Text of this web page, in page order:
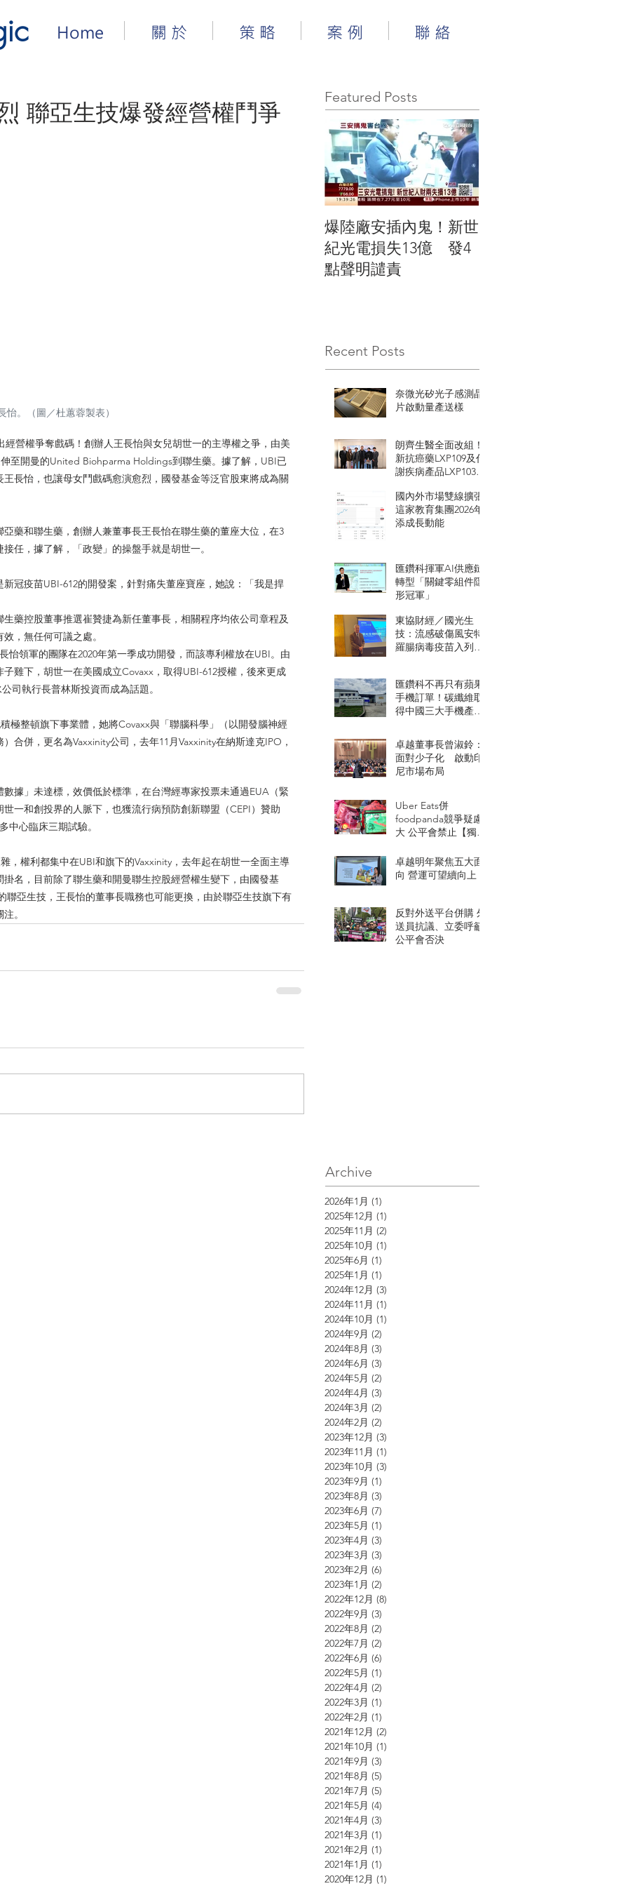
Home 關 於 策 略 案 例 聯 絡
聯亞生技爆發經營權鬥爭
。（圖／杜蕙蓉製表）
營權爭奪戲碼！創辦人王長怡與女兒胡世一的主導權之爭，由美
至開曼的United Biohparma Holdings到聯生藥。據了解，UBI已
長怡，也讓母女鬥戲碼愈演愈烈，國發基金等泛官股東將成為關
藥和聯生藥，創辦人兼董事長王長怡在聯生藥的董座大位，在3
任，據了解，「政變」的操盤手就是胡世一。
冠疫苗UBI-612的開發案，針對痛失董座寶座，她說：「我是捍
藥控股董事推選崔贊捷為新任董事長，相關程序均依公司章程及
，無任何可議之處。
怡領軍的團隊在2020年第一季成功開發，而該專利權放在UBI。由
雞下，胡世一在美國成立Covaxx，取得UBI-612授權，後來更成
司執行長普林斯投資而成為話題。
極整頓旗下事業體，她將Covaxx與「聯腦科學」（以開發腦神經
合併，更名為Vaxxinity公司，去年11月Vaxxinity在納斯達克IPO，
據」未達標，效價低於標準，在台灣經專家投票未通過EUA（緊
一和創投界的人脈下，也獲流行病預防創新聯盟（CEPI）贊助
中心臨床三期試驗。
，權利都集中在UBI和旗下的Vaxxinity，去年起在胡世一全面主導
名，目前除了聯生藥和開曼聯生控股經營權生變下，由國發基
聯亞生技，王長怡的董事長職務也可能更換，由於聯亞生技旗下有
。
Featured Posts
爆陸廠安插內鬼！新世
紀光電損失13億 發4
點聲明譴責
Recent Posts
奈微光矽光子感測晶
片啟動量產送樣
朗齊生醫全面改組！
新抗癌藥LXP109及代
謝疾病產品LXP103即
國內外市場雙線擴張
這家教育集團2026年
添成長動能
匯鑽科揮軍AI供應鏈
轉型「關鍵零組件隱
形冠軍」
東協財經／國光生
技：流感破傷風安特
羅腸病毒疫苗入列
匯鑽科不再只有蘋果
手機訂單！碳纖維取
得中國三大手機產品
卓越董事長曾淑鈴：
面對少子化 啟動印
尼市場布局
Uber Eats併
foodpanda競爭疑慮
大 公平會禁止【獨
卓越明年聚焦五大面
向 營運可望續向上
反對外送平台併購 外
送員抗議、立委呼籲
公平會否決
Archive
2026年1月 (1)
2025年12月 (1)
2025年11月 (2)
2025年10月 (1)
2025年6月 (1)
2025年1月 (1)
2024年12月 (3)
2024年11月 (1)
2024年10月 (1)
2024年9月 (2)
2024年8月 (3)
2024年6月 (3)
2024年5月 (2)
2024年4月 (3)
2024年3月 (2)
2024年2月 (2)
2023年12月 (3)
2023年11月 (1)
2023年10月 (3)
2023年9月 (1)
2023年8月 (3)
2023年6月 (7)
2023年5月 (1)
2023年4月 (3)
2023年3月 (3)
2023年2月 (6)
2023年1月 (2)
2022年12月 (8)
2022年9月 (3)
2022年8月 (2)
2022年7月 (2)
2022年6月 (6)
2022年5月 (1)
2022年4月 (2)
2022年3月 (1)
2022年2月 (1)
2021年12月 (2)
2021年10月 (1)
2021年9月 (3)
2021年8月 (5)
2021年7月 (5)
2021年5月 (4)
2021年4月 (3)
2021年3月 (1)
2021年2月 (1)
2021年1月 (1)
2020年12月 (1)